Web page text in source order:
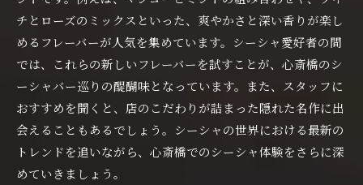
チとローズのミックスといった、爽やかさと深い香りが楽し
めるフレーバーが人気を集めています。シーシャ愛好者の間
では、これらの新しいフレーバーを試すことが、心斎橋のシ
ーシャバー巡りの醍醐味となっています。また、スタッフに
おすすめを聞くと、店のこだわりが詰まった隠れた名作に出
会えることもあるでしょう。シーシャの世界における最新の
トレンドを追いながら、心斎橋でのシーシャ体験をさらに深
めていきましょう。